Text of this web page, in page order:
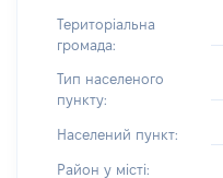
Територіальна
громада:
Тип населеного
пункту:
Населений пункт:
Район у місті: